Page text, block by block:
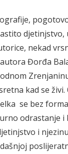
nekad
Đorđa
kad se
se bez
odrastanje
i